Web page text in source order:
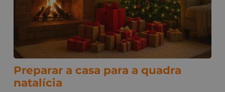
Preparar a casa para a quadra
natalícia